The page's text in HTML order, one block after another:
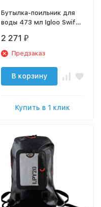
Бутылка-поильник для
воды 473 мл Igloo Swift
2 271 ₽
Предзаказ
В корзину
Купить в 1 клик